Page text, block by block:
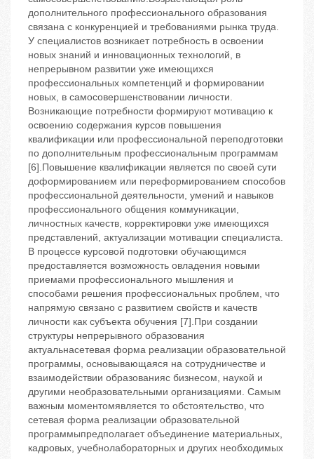
дополнительного профессионального образования
связана с конкуренцией и требованиями рынка труда.
У специалистов возникает потребность в освоении
новых знаний и инновационных технологий, в
непрерывном развитии уже имеющихся
профессиональных компетенций и формировании
новых, в самосовершенствовании личности.
Возникающие потребности формируют мотивацию к
освоению содержания курсов повышения
квалификации или профессиональной переподготовки
по дополнительным профессиональным программам
[6].Повышение квалификации является по своей сути
доформированием или переформированием способов
профессиональной деятельности, умений и навыков
профессионального общения коммуникации,
личностных качеств, корректировки уже имеющихся
представлений, актуализации мотивации специалиста.
В процессе курсовой подготовки обучающимся
предоставляется возможность овладения новыми
приемами профессионального мышления и
способами решения профессиональных проблем, что
напрямую связано с развитием свойств и качеств
личности как субъекта обучения [7].При создании
структуры непрерывного образования
актуальнасетевая форма реализации образовательной
программы, основывающаяся на сотрудничестве и
взаимодействии образованияс бизнесом, наукой и
другими необразовательными организациями. Самым
важным моментомявляется то обстоятельство, что
сетевая форма реализации образовательной
программыпредполагает объединение материальных,
кадровых, учебнолабораторных и других необходимых